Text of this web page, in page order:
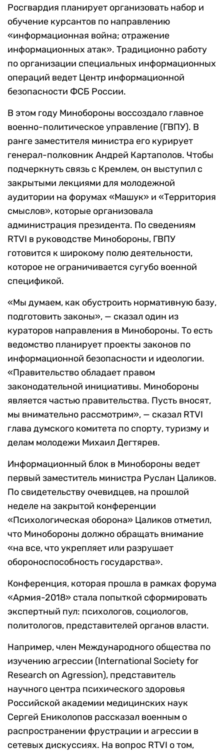
Росгвардия планирует организовать набор и
обучение курсантов по направлению
«информационная война; отражение
информационных атак». Традиционно работу
по организации специальных информационных
операций ведет Центр информационной
безопасности ФСБ России.
В этом году Минобороны воссоздало главное
военно-политическое управление (ГВПУ). В
ранге заместителя министра его курирует
генерал-полковник Андрей Картаполов. Чтобы
подчеркнуть связь с Кремлем, он выступил с
закрытыми лекциями для молодежной
аудитории на форумах «Машук» и «Территория
смыслов», которые организовала
администрация президента. По сведениям
RTVI в руководстве Минобороны, ГВПУ
готовится к широкому полю деятельности,
которое не ограничивается сугубо военной
спецификой.
«Мы думаем, как обустроить нормативную базу,
подготовить законы», — сказал один из
кураторов направления в Минобороны. То есть
ведомство планирует проекты законов по
информационной безопасности и идеологии.
«Правительство обладает правом
законодательной инициативы. Минобороны
является частью правительства. Пусть вносят,
мы внимательно рассмотрим», — сказал RTVI
глава думского комитета по спорту, туризму и
делам молодежи Михаил Дегтярев.
Информационный блок в Минобороны ведет
первый заместитель министра Руслан Цаликов.
По свидетельству очевидцев, на прошлой
неделе на закрытой конференции
«Психологическая оборона» Цаликов отметил,
что Минобороны должно обращать внимание
«на все, что укрепляет или разрушает
обороноспособность государства».
Конференция, которая прошла в рамках форума
«Армия-2018» стала попыткой сформировать
экспертный пул: психологов, социологов,
политологов, представителей органов власти.
Например, член Международного общества по
изучению агрессии (International Society for
Research on Agression), представитель
научного центра психического здоровья
Российской академии медицинских наук
Сергей Ениколопов рассказал военным о
распространении фрустрации и агрессии в
сетевых дискуссиях. На вопрос RTVI о том,